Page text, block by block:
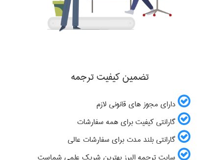
تضمین کیفیت ترجمه
دارای مجوز های قانونی لازم
گارانتی کیفیت برای همه سفارشات
گارانتی بلند مدت برای سفارشات عالی